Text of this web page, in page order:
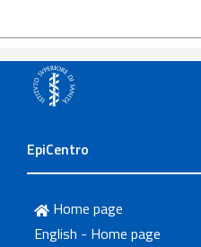
EpiCentro
Home page
English - Home page